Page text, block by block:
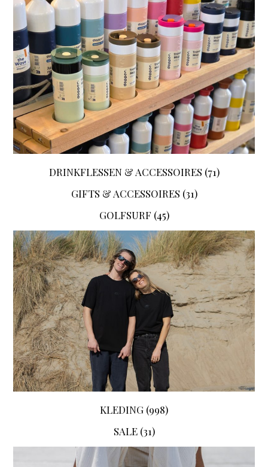
DRINKFLESSEN & ACCESSOIRES (71)
GIFTS & ACCESSOIRES (31)
GOLFSURF (45)
KLEDING (998)
SALE (31)